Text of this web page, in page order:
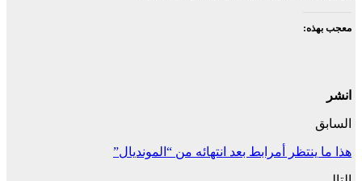
معجب بهذه:
انشر
السابق
هذا ما ينتظر أمرابط بعد انتهائه من “المونديال”